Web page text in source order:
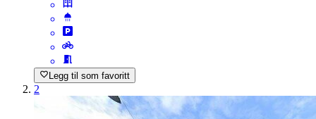
Legg til som favoritt
2